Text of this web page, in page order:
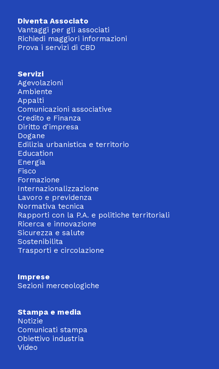
Diventa Associato
Vantaggi per gli associati
Richiedi maggiori informazioni
Prova i servizi di CBD
Servizi
Agevolazioni
Ambiente
Appalti
Comunicazioni associative
Credito e Finanza
Diritto d'impresa
Dogane
Edilizia urbanistica e territorio
Education
Energia
Fisco
Formazione
Internazionalizzazione
Lavoro e previdenza
Normativa tecnica
Rapporti con la P.A. e politiche territoriali
Ricerca e innovazione
Sicurezza e salute
Sostenibilita
Trasporti e circolazione
Imprese
Sezioni merceologiche
Stampa e media
Notizie
Comunicati stampa
Obiettivo industria
Video